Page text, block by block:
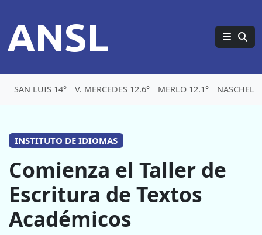
ANSL
SAN LUIS 14° V. MERCEDES 12.6° MERLO 12.1° NASCHEL
INSTITUTO DE IDIOMAS
Comienza el Taller de
Escritura de Textos
Académicos